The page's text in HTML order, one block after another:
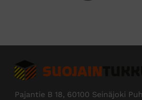
Pajantie B 18, 60100 Seinäjoki